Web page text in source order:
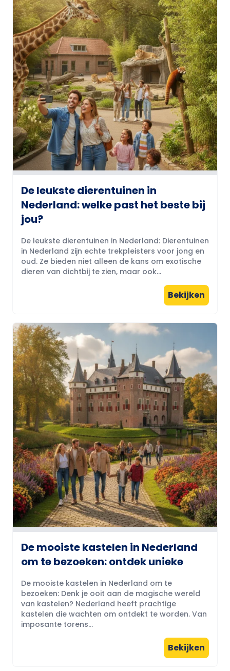
De leukste dierentuinen in
Nederland: welke past het beste bij
jou?
De leukste dierentuinen in Nederland: Dierentuinen
in Nederland zijn echte trekpleisters voor jong en
oud. Ze bieden niet alleen de kans om exotische
dieren van dichtbij te zien, maar ook...
Bekijken
De mooiste kastelen in Nederland
om te bezoeken: ontdek unieke
De mooiste kastelen in Nederland om te
bezoeken: Denk je ooit aan de magische wereld
van kastelen? Nederland heeft prachtige
kastelen die wachten om ontdekt te worden. Van
imposante torens...
Bekijken